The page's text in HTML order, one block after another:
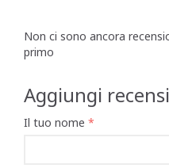
Non ci sono ancora
primo
Aggiungi
Il tuo nome